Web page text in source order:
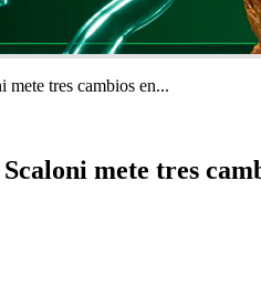
tres cambios en...
mete tres